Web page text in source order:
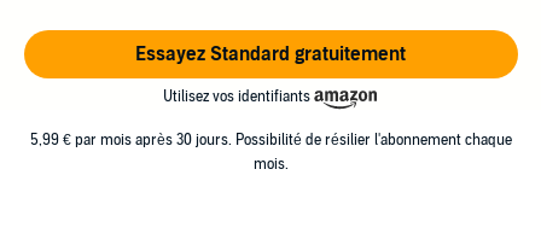
Essayez Standard gratuitement
Utilisez vos identifiants
5,99 € par mois après 30 jours. Possibilité de résilier l'abonnement chaque
mois.